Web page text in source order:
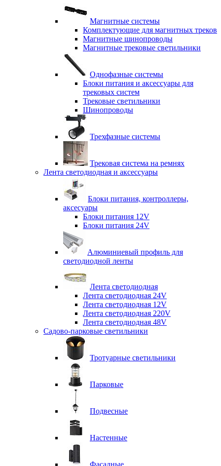
Магнитные системы
Комплектующие для магнитных треков
Магнитные шинопроводы
Магнитные трековые светильники
Однофазные системы
Блоки питания и аксессуары для
трековых систем
Трековые светильники
Шинопроводы
Трехфазные системы
Трековая система на ремнях
Лента светодиодная и аксессуары
Блоки питания, контроллеры,
аксесуары
Блоки питания 12V
Блоки питания 24V
Алюминиевый профиль для
светодиодной ленты
Лента светодиодная
Лента светодиодная 24V
Лента светодиодная 12V
Лента светодиодная 220V
Лента светодиодная 48V
Садово-парковые светильники
Тротуарные светильники
Парковые
Подвесные
Настенные
Фасадные